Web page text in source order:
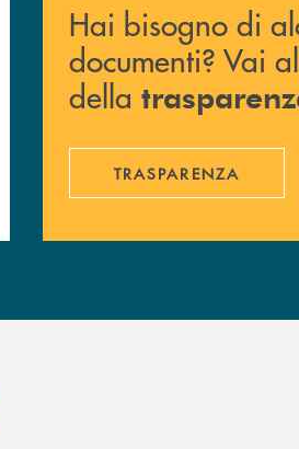
Hai bisogno di
documenti? Vai
della
TRASPARENZA